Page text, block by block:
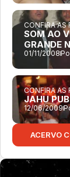
CONFIRA AS
SOM AO
GRANDE
01/11/2008
CONFIRA AS
JAHU
12/06/2009
ACERVO